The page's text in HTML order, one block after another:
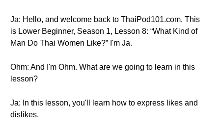
Ja: Hello, and welcome back to ThaiPod101.com. This
is Lower Beginner, Season 1, Lesson 8: “What Kind of
Man Do Thai Women Like?” I'm Ja.
Ohm: And I'm Ohm. What are we going to learn in this
lesson?
Ja: In this lesson, you'll learn how to express likes and
dislikes.